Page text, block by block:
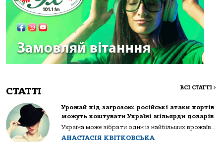
СТАТТІ ВСІ СТАТТІ >
Урожай під загрозою: російські атаки портів
можуть коштувати Україні мільярди доларів
Україна може зібрати один із найбільших врожаїв...
АНАСТАСІЯ КВІТКОВСЬКА